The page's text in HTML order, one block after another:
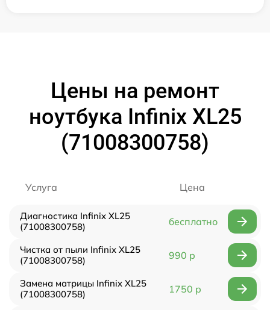
Цены на ремонт
ноутбука Infinix XL25
(71008300758)
Услуга Цена
Диагностика Infinix XL25
(71008300758)
бесплатно
Чистка от пыли Infinix XL25
(71008300758)
990 р
Замена матрицы Infinix XL25
(71008300758)
1750 р